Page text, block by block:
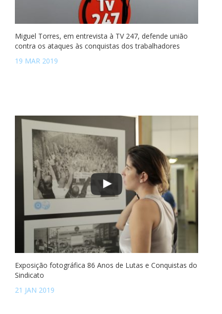
Miguel Torres, em entrevista à TV 247, defende união
contra os ataques às conquistas dos trabalhadores
19 MAR 2019
Exposição fotográfica 86 Anos de Lutas e Conquistas do
Sindicato
21 JAN 2019